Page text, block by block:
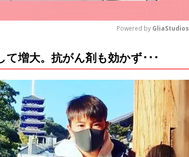
M
u
t
e
Powered by GliaStudios
て増大。抗がん剤も効かず･･･